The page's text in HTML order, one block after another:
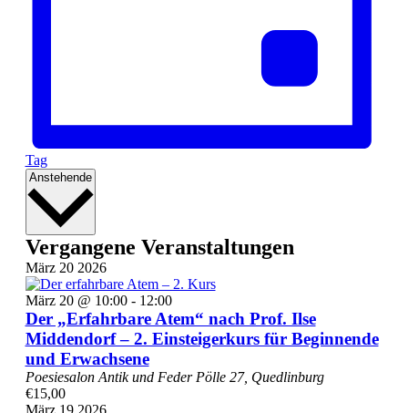
Tag
Anstehende Datum
Vergangene Veranstaltungen
März 20 2026
März 20 @ 10:00- 12:00
Der „Erfahrbare Atem“ nach Prof. Ilse
Middendorf – 2. Einsteigerkurs für Beginnende
und Erwachsene
Poesiesalon Antik und Feder Pölle 27, Quedlinburg
€15,00